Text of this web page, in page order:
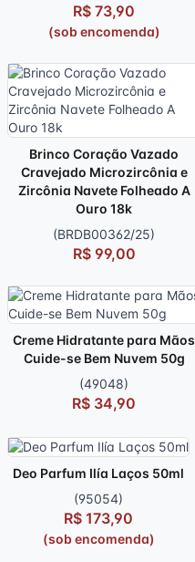
R$ 73,90
(sob encomenda)
Brinco Coração Vazado
Cravejado Microzircônia e
Zircônia Navete Folheado A
Ouro 18k
(BRDB00362/25)
R$ 99,00
Creme Hidratante para Mãos
Cuide-se Bem Nuvem 50g
(49048)
R$ 34,90
Deo Parfum Ilía Laços 50ml
(95054)
R$ 173,90
(sob encomenda)